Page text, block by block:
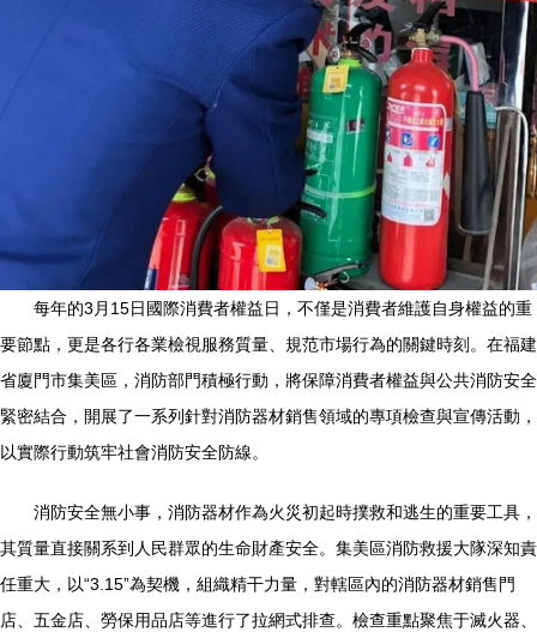
每年的3月15日國際消費者權益日，不僅是消費者維護自身權益的重
要節點，更是各行各業檢視服務質量、規范市場行為的關鍵時刻。在福建
省廈門市集美區，消防部門積極行動，將保障消費者權益與公共消防安全
緊密結合，開展了一系列針對消防器材銷售領域的專項檢查與宣傳活動，
以實際行動筑牢社會消防安全防線。
消防安全無小事，消防器材作為火災初起時撲救和逃生的重要工具，
其質量直接關系到人民群眾的生命財產安全。集美區消防救援大隊深知責
任重大，以“3.15”為契機，組織精干力量，對轄區內的消防器材銷售門
店、五金店、勞保用品店等進行了拉網式排查。檢查重點聚焦于滅火器、